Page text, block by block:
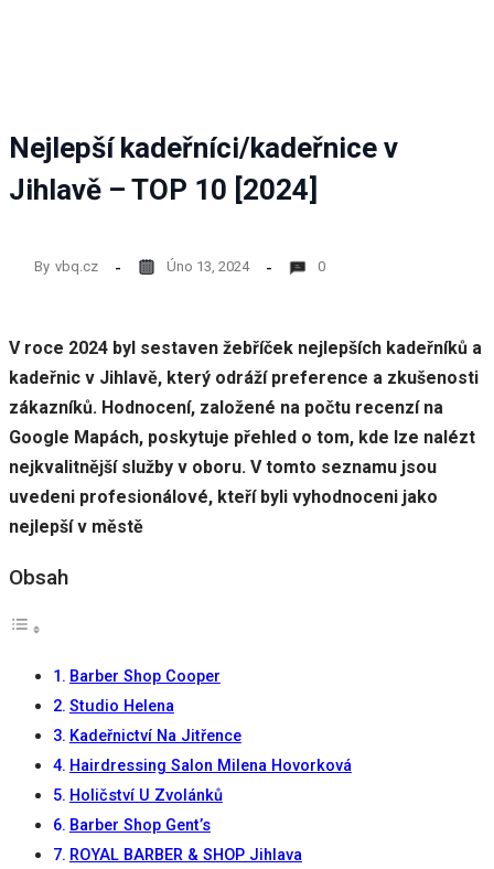
Nejlepší kadeřníci/kadeřnice v
Jihlavě – TOP 10 [2024]
By vbq.cz Úno 13, 2024 0
V roce 2024 byl sestaven žebříček nejlepších kadeřníků a
kadeřnic v Jihlavě, který odráží preference a zkušenosti
zákazníků. Hodnocení, založené na počtu recenzí na
Google Mapách, poskytuje přehled o tom, kde lze nalézt
nejkvalitnější služby v oboru. V tomto seznamu jsou
uvedeni profesionálové, kteří byli vyhodnoceni jako
nejlepší v městě
Obsah
Barber Shop Cooper
Studio Helena
Kadeřnictví Na Jitřence
Hairdressing Salon Milena Hovorková
Holičství U Zvolánků
Barber Shop Gent’s
ROYAL BARBER & SHOP Jihlava
a
strukturu
webových
stránek
toho, jak
používají.
Uživatelská
zkušenost
Aby naše
webové
stránky
fungovaly
návštěvě co
cookies
některé
funkce z
Marketing
Sdílením svých
zájmů a chování
při návštěvě našich